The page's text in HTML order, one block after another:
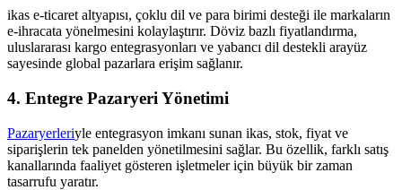
ikas e-ticaret altyapısı, çoklu dil ve para birimi desteği ile markaların
e-ihracata yönelmesini kolaylaştırır. Döviz bazlı fiyatlandırma,
uluslararası kargo entegrasyonları ve yabancı dil destekli arayüz
sayesinde global pazarlara erişim sağlanır.
4. Entegre Pazaryeri Yönetimi
Pazaryerleriyle entegrasyon imkanı sunan ikas, stok, fiyat ve
siparişlerin tek panelden yönetilmesini sağlar. Bu özellik, farklı satış
kanallarında faaliyet gösteren işletmeler için büyük bir zaman
tasarrufu yaratır.